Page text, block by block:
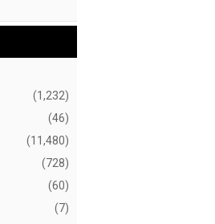
(1,232)
(46)
(11,480)
(728)
(60)
(7)